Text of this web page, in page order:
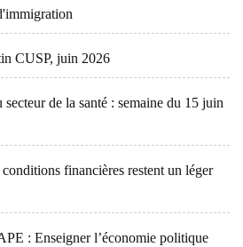
CUSP, juin 2026
secteur de la santé : semaine du 15 juin
financières restent un léger
: Enseigner l’économie politique